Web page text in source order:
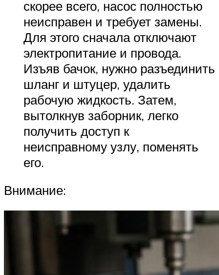
скорее всего, насос полностью
неисправен и требует замены.
Для этого сначала отключают
электропитание и провода.
Изъяв бачок, нужно разъединить
шланг и штуцер, удалить
рабочую жидкость. Затем,
вытолкнув заборник, легко
получить доступ к
неисправному узлу, поменять
его.
Внимание: